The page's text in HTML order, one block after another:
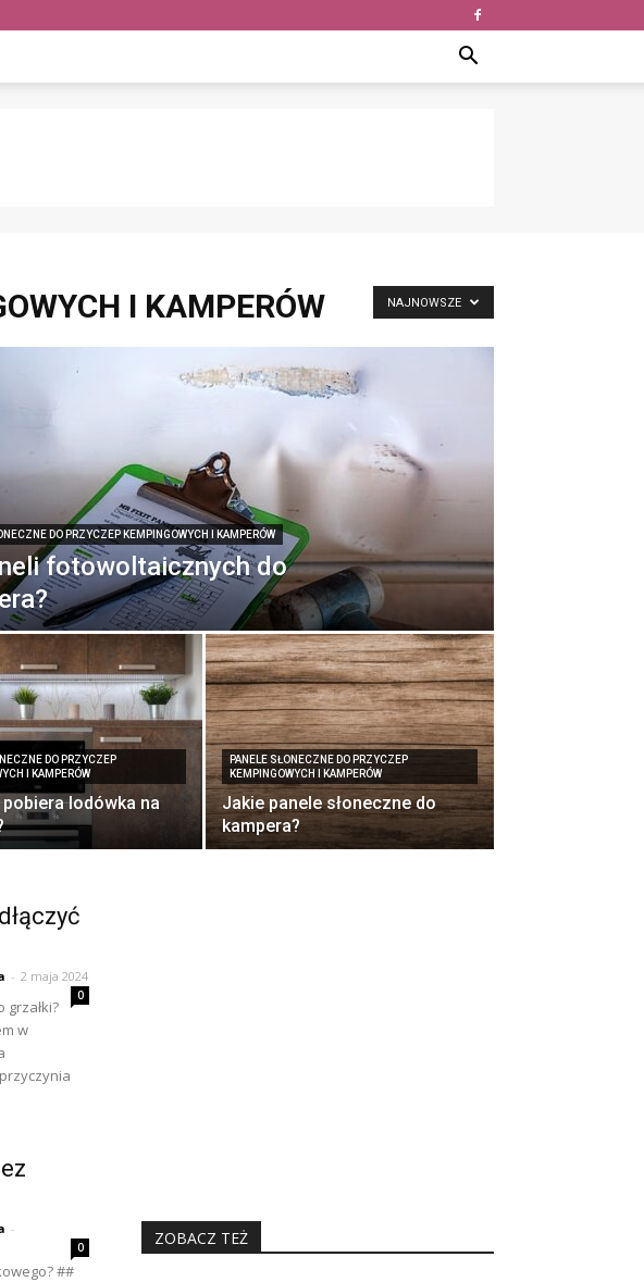
I KAMPERÓW NAJNOWSZE
DO PRZYCZEP KEMPINGOWYCH I KAMPERÓW
fotowoltaicznych do
DO PRZYCZEP
I KAMPERÓW
lodówka na
PANELE SŁONECZNE DO PRZYCZEP
KEMPINGOWYCH I KAMPERÓW
Jakie panele słoneczne do
kampera?
- 2 maja 2024
0
w
-
0
##
ZOBACZ TEŻ